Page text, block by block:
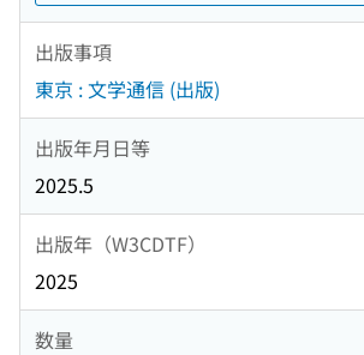
出版事項
東京 : 文学通信 (出版)
出版年月日等
2025.5
出版年（W3CDTF）
2025
数量